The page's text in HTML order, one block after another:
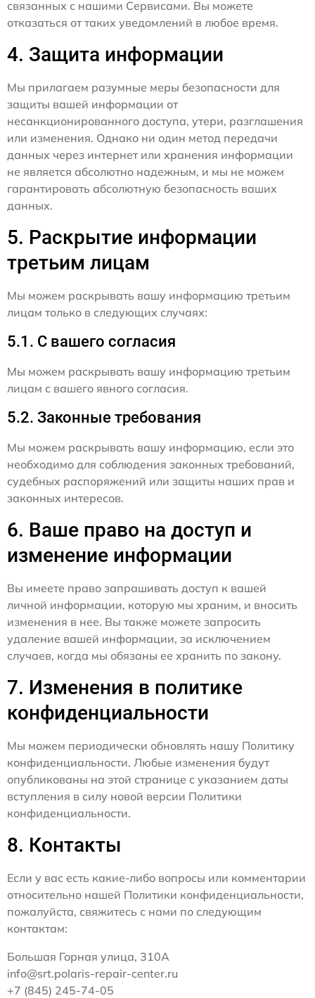
связанных с нашими Сервисами. Вы можете
отказаться от таких уведомлений в любое время.
4. Защита информации
Мы прилагаем разумные меры безопасности для
защиты вашей информации от
несанкционированного доступа, утери, разглашения
или изменения. Однако ни один метод передачи
данных через интернет или хранения информации
не является абсолютно надежным, и мы не можем
гарантировать абсолютную безопасность ваших
данных.
5. Раскрытие информации
третьим лицам
Мы можем раскрывать вашу информацию третьим
лицам только в следующих случаях:
5.1. С вашего согласия
Мы можем раскрывать вашу информацию третьим
лицам с вашего явного согласия.
5.2. Законные требования
Мы можем раскрывать вашу информацию, если это
необходимо для соблюдения законных требований,
судебных распоряжений или защиты наших прав и
законных интересов.
6. Ваше право на доступ и
изменение информации
Вы имеете право запрашивать доступ к вашей
личной информации, которую мы храним, и вносить
изменения в нее. Вы также можете запросить
удаление вашей информации, за исключением
случаев, когда мы обязаны ее хранить по закону.
7. Изменения в политике
конфиденциальности
Мы можем периодически обновлять нашу Политику
конфиденциальности. Любые изменения будут
опубликованы на этой странице с указанием даты
вступления в силу новой версии Политики
конфиденциальности.
8. Контакты
Если у вас есть какие-либо вопросы или комментарии
относительно нашей Политики конфиденциальности,
пожалуйста, свяжитесь с нами по следующим
контактам:
Большая Горная улица, 310А
info@srt.polaris-repair-center.ru
+7 (845) 245-74-05